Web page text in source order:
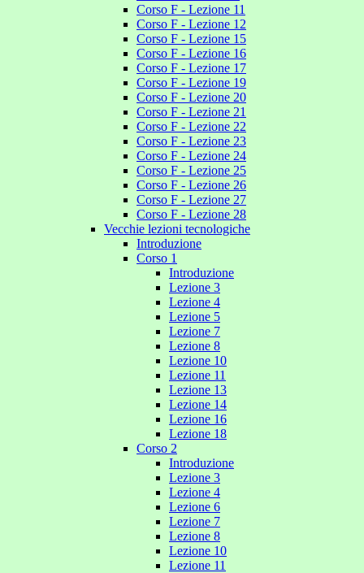
Corso F - Lezione 11
Corso F - Lezione 12
Corso F - Lezione 15
Corso F - Lezione 16
Corso F - Lezione 17
Corso F - Lezione 19
Corso F - Lezione 20
Corso F - Lezione 21
Corso F - Lezione 22
Corso F - Lezione 23
Corso F - Lezione 24
Corso F - Lezione 25
Corso F - Lezione 26
Corso F - Lezione 27
Corso F - Lezione 28
Vecchie lezioni tecnologiche
Introduzione
Corso 1
Introduzione
Lezione 3
Lezione 4
Lezione 5
Lezione 7
Lezione 8
Lezione 10
Lezione 11
Lezione 13
Lezione 14
Lezione 16
Lezione 18
Corso 2
Introduzione
Lezione 3
Lezione 4
Lezione 6
Lezione 7
Lezione 8
Lezione 10
Lezione 11